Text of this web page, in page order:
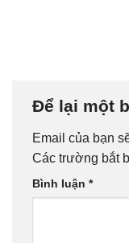
Để lại một
Email của bạn
Các trường bắt
Bình luận *